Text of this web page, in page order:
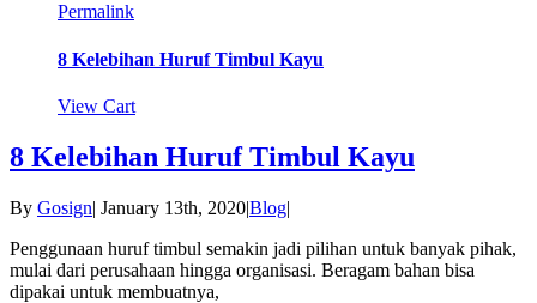
Permalink
8 Kelebihan Huruf Timbul Kayu
View Cart
8 Kelebihan Huruf Timbul Kayu
By Gosign| January 13th, 2020|Blog|
Penggunaan huruf timbul semakin jadi pilihan untuk banyak pihak,
mulai dari perusahaan hingga organisasi. Beragam bahan bisa
dipakai untuk membuatnya,